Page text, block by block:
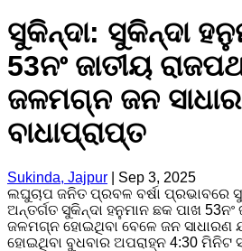
ସୁକିନ୍ଦା: ସୁକିନ୍ଦା
53ନଂ ଜାତୀୟ
ଜଳମଗ୍ନ ଜନ
ବାଧାପ୍ରାପ୍ତ
Sukinda, Jajpur
Sep 3, 2025
ଲଘୁଚାପ ଜନିତ ପ୍ରବଳ ବର୍ଷା ପ୍ରଭାବରେ
ଅନ୍ତର୍ଗତ ସୁକିନ୍ଦା ହନୁମାନ ଛକ ପାଖ 53ନଂ
ଜଳମଗ୍ନ ହୋଇଥିବା ବେଳେ ଜନ ସାଧାରଣ
ହୋଇଥିବା ବୁଧବାର ଅପରାହ୍ନ 4:30 ମିନିଟ